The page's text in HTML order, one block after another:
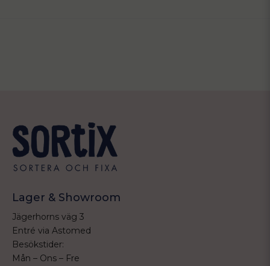
Lager & Showroom
Jägerhorns väg 3
Entré via Astomed
Besökstider:
Mån – Ons – Fre